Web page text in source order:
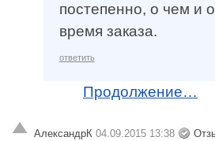
постепенно, о чем и
время заказа.
ответить
Продолжение…
АлександрК 04.09.2015 13:38